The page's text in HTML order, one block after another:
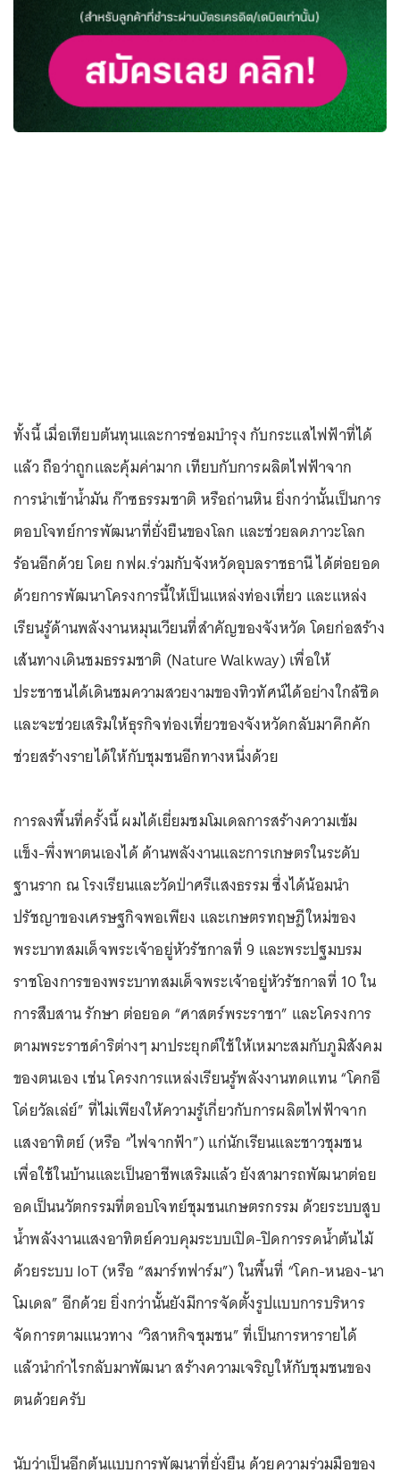
ทั้งนี้ เมื่อเทียบต้นทุนและการซ่อมบำรุง กับกระแสไฟฟ้าที่ได้
แล้ว ถือว่าถูกและคุ้มค่ามาก เทียบกับการผลิตไฟฟ้าจาก
การนำเข้าน้ำมัน ก๊าซธรรมชาติ หรือถ่านหิน ยิ่งกว่านั้นเป็นการ
ตอบโจทย์การพัฒนาที่ยั่งยืนของโลก และช่วยลดภาวะโลก
ร้อนอีกด้วย โดย กฟผ.ร่วมกับจังหวัดอุบลราชธานี ได้ต่อยอด
ด้วยการพัฒนาโครงการนี้ให้เป็นแหล่งท่องเที่ยว และแหล่ง
เรียนรู้ด้านพลังงานหมุนเวียนที่สำคัญของจังหวัด โดยก่อสร้าง
เส้นทางเดินชมธรรมชาติ (Nature Walkway) เพื่อให้
ประชาชนได้เดินชมความสวยงามของทิวทัศน์ได้อย่างใกล้ชิด
และจะช่วยเสริมให้ธุรกิจท่องเที่ยวของจังหวัดกลับมาคึกคัก
ช่วยสร้างรายได้ให้กับชุมชนอีกทางหนึ่งด้วย
การลงพื้นที่ครั้งนี้ ผมได้เยี่ยมชมโมเดลการสร้างความเข้ม
แข็ง-พึ่งพาตนเองได้ ด้านพลังงานและการเกษตรในระดับ
ฐานราก ณ โรงเรียนและวัดป่าศรีแสงธรรม ซึ่งได้น้อมนำ
ปรัชญาของเศรษฐกิจพอเพียง และเกษตรทฤษฎีใหม่ของ
พระบาทสมเด็จพระเจ้าอยู่หัวรัชกาลที่ 9 และพระปฐมบรม
ราชโองการของพระบาทสมเด็จพระเจ้าอยู่หัวรัชกาลที่ 10 ใน
การสืบสาน รักษา ต่อยอด “ศาสตร์พระราชา” และโครงการ
ตามพระราชดำริต่างๆ มาประยุกต์ใช้ให้เหมาะสมกับภูมิสังคม
ของตนเอง เช่น โครงการแหล่งเรียนรู้พลังงานทดแทน “โคกอี
โด่ยวัลเล่ย์” ที่ไม่เพียงให้ความรู้เกี่ยวกับการผลิตไฟฟ้าจาก
แสงอาทิตย์ (หรือ “ไฟจากฟ้า”) แก่นักเรียนและชาวชุมชน
เพื่อใช้ในบ้านและเป็นอาชีพเสริมแล้ว ยังสามารถพัฒนาต่อย
อดเป็นนวัตกรรมที่ตอบโจทย์ชุมชนเกษตรกรรม ด้วยระบบสูบ
น้ำพลังงานแสงอาทิตย์ควบคุมระบบเปิด-ปิดการรดน้ำต้นไม้
ด้วยระบบ IoT (หรือ “สมาร์ทฟาร์ม”) ในพื้นที่ “โคก-หนอง-นา
โมเดล” อีกด้วย ยิ่งกว่านั้นยังมีการจัดตั้งรูปแบบการบริหาร
จัดการตามแนวทาง “วิสาหกิจชุมชน” ที่เป็นการหารายได้
แล้วนำกำไรกลับมาพัฒนา สร้างความเจริญให้กับชุมชนของ
ตนด้วยครับ
นับว่าเป็นอีกต้นแบบการพัฒนาที่ยั่งยืน ด้วยความร่วมมือของ